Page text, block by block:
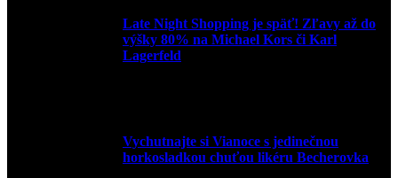
Late Night Shopping je späť! Zľavy až do
výšky 80% na Michael Kors či Karl
Lagerfeld
Vychutnajte si Vianoce s jedinečnou
horkosladkou chuťou likéru Becherovka